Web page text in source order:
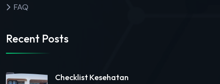
FAQ
Recent Posts
Checklist Kesehatan